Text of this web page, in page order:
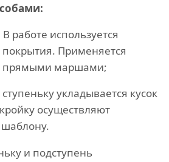
В работе используется
Применяется
прямыми маршами;
укладывается кусок
осуществляют
и подступень